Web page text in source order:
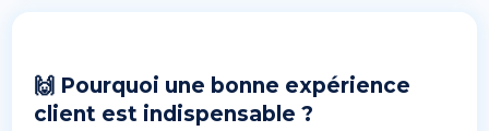
🙌 Pourquoi une bonne expérience
client est indispensable ?